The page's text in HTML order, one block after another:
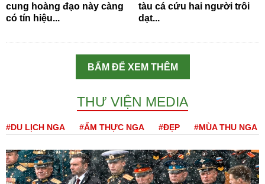
cung hoàng đạo này càng
có tín hiệu...
tàu cá cứu hai người trôi
dạt...
BẤM ĐỂ XEM THÊM
THƯ VIỆN MEDIA
#DU LỊCH NGA #ẨM THỰC NGA #ĐẸP #MÙA THU NGA